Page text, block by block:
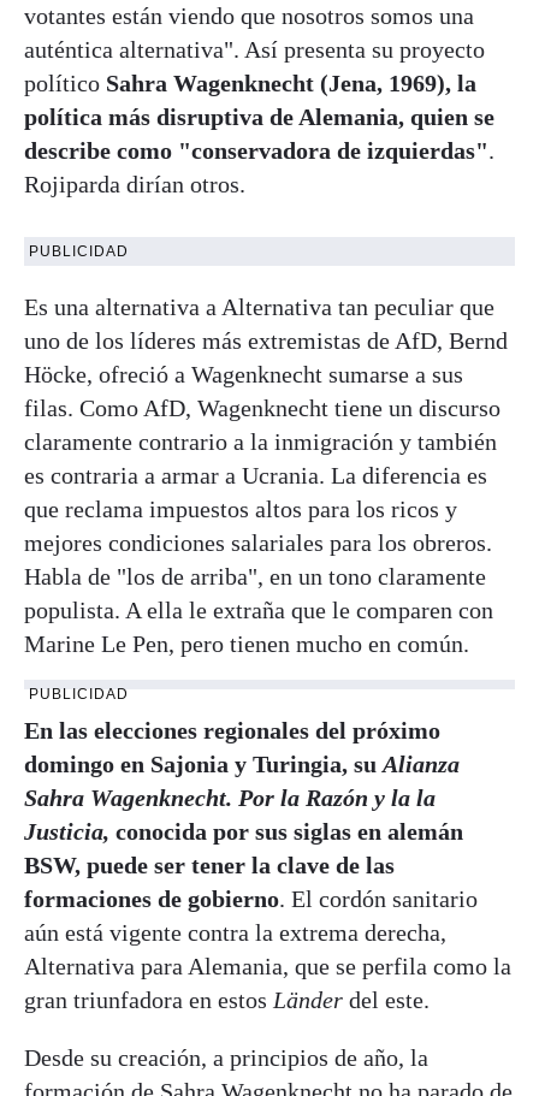
votantes están viendo que nosotros somos una
auténtica alternativa". Así presenta su proyecto
político Sahra Wagenknecht (Jena, 1969), la
política más disruptiva de Alemania, quien se
describe como "conservadora de izquierdas".
Rojiparda dirían otros.
PUBLICIDAD
Es una alternativa a Alternativa tan peculiar que
uno de los líderes más extremistas de AfD, Bernd
Höcke, ofreció a Wagenknecht sumarse a sus
filas. Como AfD, Wagenknecht tiene un discurso
claramente contrario a la inmigración y también
es contraria a armar a Ucrania. La diferencia es
que reclama impuestos altos para los ricos y
mejores condiciones salariales para los obreros.
Habla de "los de arriba", en un tono claramente
populista. A ella le extraña que le comparen con
Marine Le Pen, pero tienen mucho en común.
PUBLICIDAD
En las elecciones regionales del próximo
domingo en Sajonia y Turingia, su Alianza
Sahra Wagenknecht. Por la Razón y la la
Justicia, conocida por sus siglas en alemán
BSW, puede ser tener la clave de las
formaciones de gobierno. El cordón sanitario
aún está vigente contra la extrema derecha,
Alternativa para Alemania, que se perfila como la
gran triunfadora en estos Länder del este.
Desde su creación, a principios de año, la
formación de Sahra Wagenknecht no ha parado de